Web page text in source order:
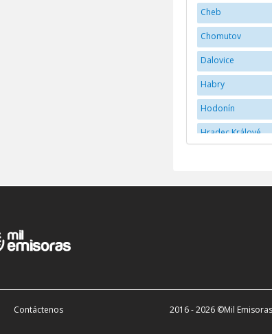
Cheb
Chomutov
Dalovice
Habry
Hodonín
Hradec Králové
Contáctenos 2016 - 2026 ©Mil Emisoras